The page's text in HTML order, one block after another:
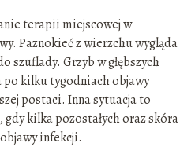
terapii miejscowej w
Paznokieć z wierzchu wygląda
szuflady. Grzyb w głębszych
po kilku tygodniach objawy
postaci. Inna sytuacja to
kilka pozostałych oraz skóra
infekcji.